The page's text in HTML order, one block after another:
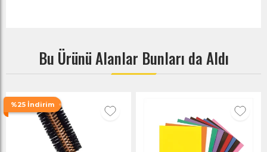
Bu Ürünü Alanlar Bunları da Aldı
%25 İndirim